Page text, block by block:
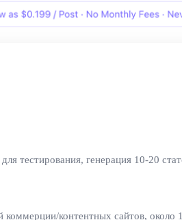
тестирования, генерация 10-20
коммерции/контентных сайтов,